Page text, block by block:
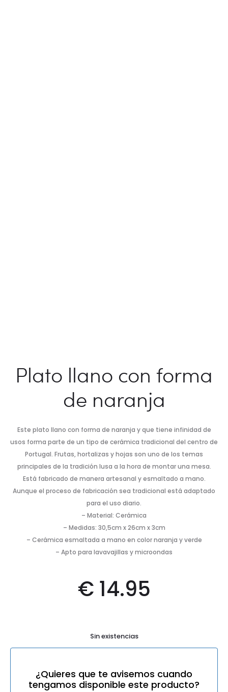
Plato llano con forma
de naranja
Este plato llano con forma de naranja y que tiene infinidad de
usos forma parte de un tipo de cerámica tradicional del centro de
Portugal. Frutas, hortalizas y hojas son uno de los temas
principales de la tradición lusa a la hora de montar una mesa.
Está fabricado de manera artesanal y esmaltado a mano.
Aunque el proceso de fabricación sea tradicional está adaptado
para el uso diario.
– Material: Cerámica
– Medidas: 30,5cm x 26cm x 3cm
– Cerámica esmaltada a mano en color naranja y verde
– Apto para lavavajillas y microondas
€ 14.95
Sin existencias
¿Quieres que te avisemos cuando
tengamos disponible este producto?